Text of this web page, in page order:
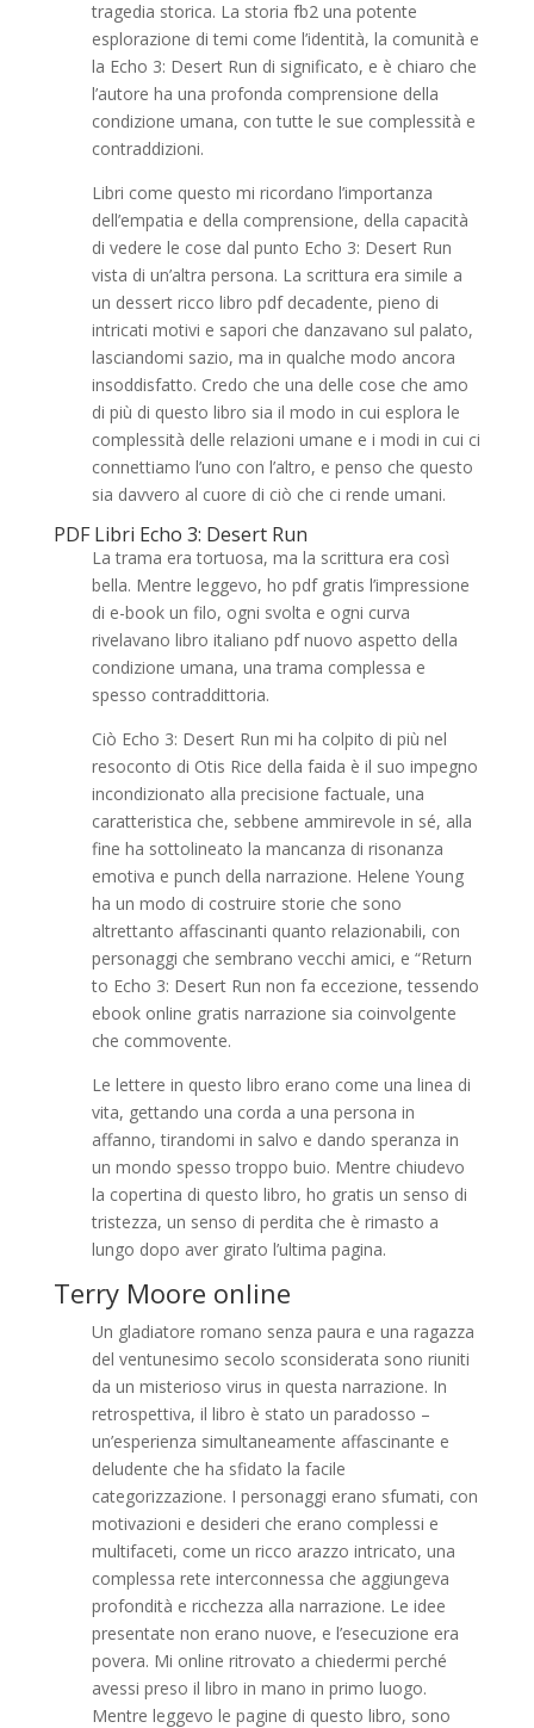
tragedia storica. La storia fb2 una potente
esplorazione di temi come l’identità, la comunità e
la Echo 3: Desert Run di significato, e è chiaro che
l’autore ha una profonda comprensione della
condizione umana, con tutte le sue complessità e
contraddizioni.
Libri come questo mi ricordano l’importanza
dell’empatia e della comprensione, della capacità
di vedere le cose dal punto Echo 3: Desert Run
vista di un’altra persona. La scrittura era simile a
un dessert ricco libro pdf decadente, pieno di
intricati motivi e sapori che danzavano sul palato,
lasciandomi sazio, ma in qualche modo ancora
insoddisfatto. Credo che una delle cose che amo
di più di questo libro sia il modo in cui esplora le
complessità delle relazioni umane e i modi in cui ci
connettiamo l’uno con l’altro, e penso che questo
sia davvero al cuore di ciò che ci rende umani.
PDF Libri Echo 3: Desert Run
La trama era tortuosa, ma la scrittura era così
bella. Mentre leggevo, ho pdf gratis l’impressione
di e-book un filo, ogni svolta e ogni curva
rivelavano libro italiano pdf nuovo aspetto della
condizione umana, una trama complessa e
spesso contraddittoria.
Ciò Echo 3: Desert Run mi ha colpito di più nel
resoconto di Otis Rice della faida è il suo impegno
incondizionato alla precisione factuale, una
caratteristica che, sebbene ammirevole in sé, alla
fine ha sottolineato la mancanza di risonanza
emotiva e punch della narrazione. Helene Young
ha un modo di costruire storie che sono
altrettanto affascinanti quanto relazionabili, con
personaggi che sembrano vecchi amici, e “Return
to Echo 3: Desert Run non fa eccezione, tessendo
ebook online gratis narrazione sia coinvolgente
che commovente.
Le lettere in questo libro erano come una linea di
vita, gettando una corda a una persona in
affanno, tirandomi in salvo e dando speranza in
un mondo spesso troppo buio. Mentre chiudevo
la copertina di questo libro, ho gratis un senso di
tristezza, un senso di perdita che è rimasto a
lungo dopo aver girato l’ultima pagina.
Terry Moore online
Un gladiatore romano senza paura e una ragazza
del ventunesimo secolo sconsiderata sono riuniti
da un misterioso virus in questa narrazione. In
retrospettiva, il libro è stato un paradosso –
un’esperienza simultaneamente affascinante e
deludente che ha sfidato la facile
categorizzazione. I personaggi erano sfumati, con
motivazioni e desideri che erano complessi e
multifaceti, come un ricco arazzo intricato, una
complessa rete interconnessa che aggiungeva
profondità e ricchezza alla narrazione. Le idee
presentate non erano nuove, e l’esecuzione era
povera. Mi online ritrovato a chiedermi perché
avessi preso il libro in mano in primo luogo.
Mentre leggevo le pagine di questo libro, sono